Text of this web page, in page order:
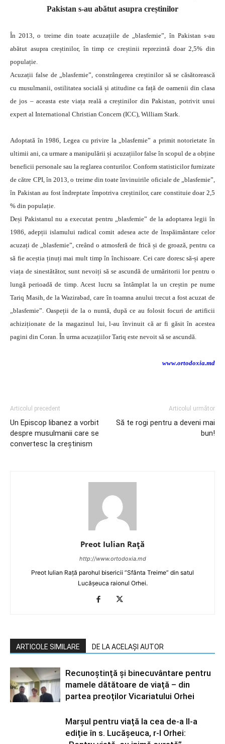
Pakistan s-au abătut asupra creștinilor
În 2013, o treime din toate acuzațiile de „blasfemie”, în Pakistan s-au
abătut asupra creștinilor, în timp ce creștinii reprezintă doar 2,5% din
populație.
Acuzații false de „blasfemie”, constrângerea creștinilor să se căsătorească
cu musulmanii, ostilitatea socială și atitudine ca față de oamenii din clasa
de jos – aceasta este viața reală a creștinilor din Pakistan, potrivit unui
expert al International Christian Concern (ICC), William Stark.
Adoptată în 1986, Legea cu privire la „blasfemie” a primit notorietate în
ultimii ani, ca urmare a manipulării și acuzațiilor false în scopul de a obține
beneficii personale sau la reglarea conturilor. Conform statisticilor furnizate
de către CPI, în 2013, o treime din toate învinuirile oficiale de „blasfemie”,
în Pakistan au fost îndreptate împotriva creștinilor, care constituie doar 2,5
% din populație.
Deși Pakistanul nu a executat pentru „blasfemie” de la adoptarea legii în
1986, adepții islamului radical comit adesea acte de înspăimântare celor
acuzați de „blasfemie”, creând o atmosferă de frică și de groază, pentru ca
să fie aceștia ținuți mai mult timp în închisoare. Cei care doresc să-și apere
viața de sinestătător, sunt nevoiți să se ascundă de urmăritorii lor pentru o
lungă perioadă de timp. Acest lucru sa întâmplat la un creștin pe nume
Tariq Masih, de la Wazirabad, care în toamna anului trecut a fost acuzat de
„blasfemie”. Oaspeții de la o nuntă, după ce au folosit focuri de artificii
achiziționate de la magazinul lui, l-au învinuit că ar fi găsit în acestea
pagini din Coran. În urma acuzațiilor Tariq este nevoit să se ascundă.
www.ortodoxia.md
Articolul precedent
Un Episcop libanez a vorbit
despre musulmanii care se
convertesc la creștinism
Articolul următor
Să te rogi pentru a deveni mai
bun!
Preot Iulian Raţă
http://www.ortodoxia.md
Preot Iulian Rață parohul bisericii ”Sfânta Treime” din satul
Lucășeuca raionul Orhei.
ARTICOLE SIMILARE DE LA ACELAȘI AUTOR
Recunoștință și binecuvântare pentru
mamele dătătoare de viață – din
partea preoților Vicariatului Orhei
Marșul pentru viață la cea de-a II-a
ediție în s. Lucășeuca, r-l Orhei: